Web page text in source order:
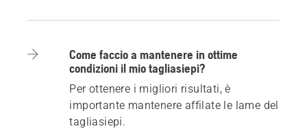
Come faccio a mantenere in ottime
condizioni il mio tagliasiepi?
Per ottenere i migliori risultati, è
importante mantenere affilate le lame del
tagliasiepi.